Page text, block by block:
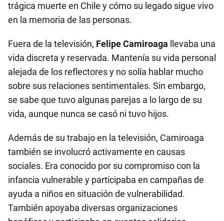
trágica muerte en Chile y cómo su legado sigue vivo
en la memoria de las personas.
Fuera de la televisión, Felipe Camiroaga llevaba una
vida discreta y reservada. Mantenía su vida personal
alejada de los reflectores y no solía hablar mucho
sobre sus relaciones sentimentales. Sin embargo,
se sabe que tuvo algunas parejas a lo largo de su
vida, aunque nunca se casó ni tuvo hijos.
Además de su trabajo en la televisión, Camiroaga
también se involucró activamente en causas
sociales. Era conocido por su compromiso con la
infancia vulnerable y participaba en campañas de
ayuda a niños en situación de vulnerabilidad.
También apoyaba diversas organizaciones